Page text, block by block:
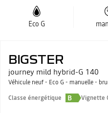
Eco G
BIGSTER
journey mild hybrid-G 140
Véhicule neuf - Eco G - manuelle -
Classe énergétique
B Vignette